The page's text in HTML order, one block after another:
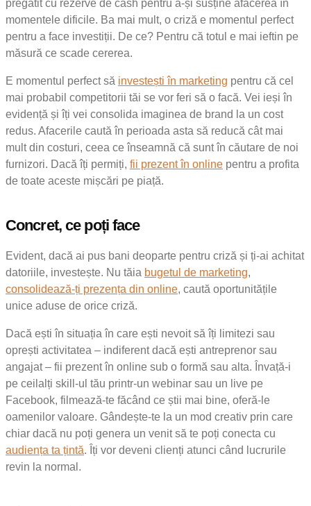
pregătit cu rezerve de cash pentru a-și susține afacerea în
momentele dificile. Ba mai mult, o criză e momentul perfect
pentru a face investiții. De ce? Pentru că totul e mai ieftin pe
măsură ce scade cererea.
E momentul perfect să investești în marketing pentru că cel
mai probabil competitorii tăi se vor feri să o facă. Vei ieși în
evidență și îți vei consolida imaginea de brand la un cost
redus. Afacerile caută în perioada asta să reducă cât mai
mult din costuri, ceea ce înseamnă că sunt în căutare de noi
furnizori. Dacă îți permiți, fii prezent în online pentru a profita
de toate aceste mișcări pe piață.
Concret, ce poți face
Evident, dacă ai pus bani deoparte pentru criză și ți-ai achitat
datoriile, investește. Nu tăia bugetul de marketing,
consolidează-ți prezența din online, caută oportunitățile
unice aduse de orice criză.
Dacă ești în situația în care ești nevoit să îți limitezi sau
oprești activitatea – indiferent dacă ești antreprenor sau
angajat – fii prezent în online sub o formă sau alta. Învață-i
pe ceilalți skill-ul tău printr-un webinar sau un live pe
Facebook, filmează-te făcând ce știi mai bine, oferă-le
oamenilor valoare. Gândește-te la un mod creativ prin care
chiar dacă nu poți genera un venit să te poți conecta cu
audiența ta țintă. Îți vor deveni clienți atunci când lucrurile
revin la normal.